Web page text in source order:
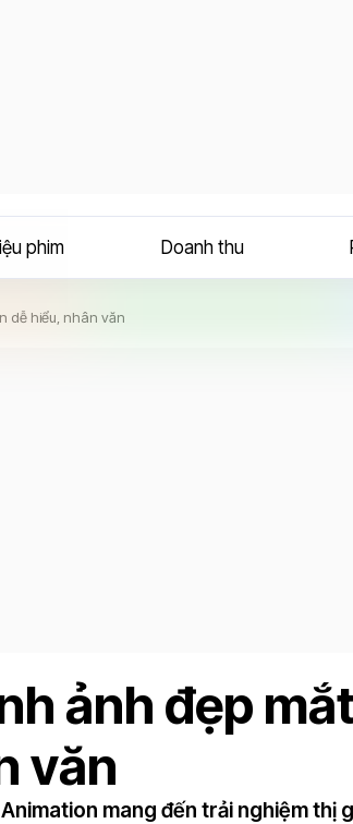
phim Doanh thu
dễ hiểu, nhân văn
ảnh đẹp
văn
mang đến trải nghiệm thị